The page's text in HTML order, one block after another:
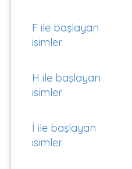
F ile başlayan
isimler
H ile başlayan
isimler
İ ile başlayan
isimler